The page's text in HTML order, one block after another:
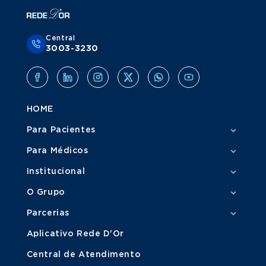
Central
3003-3230
HOME
Para Pacientes
Para Médicos
Institucional
O Grupo
Parcerias
Aplicativo Rede D'Or
Central de Atendimento